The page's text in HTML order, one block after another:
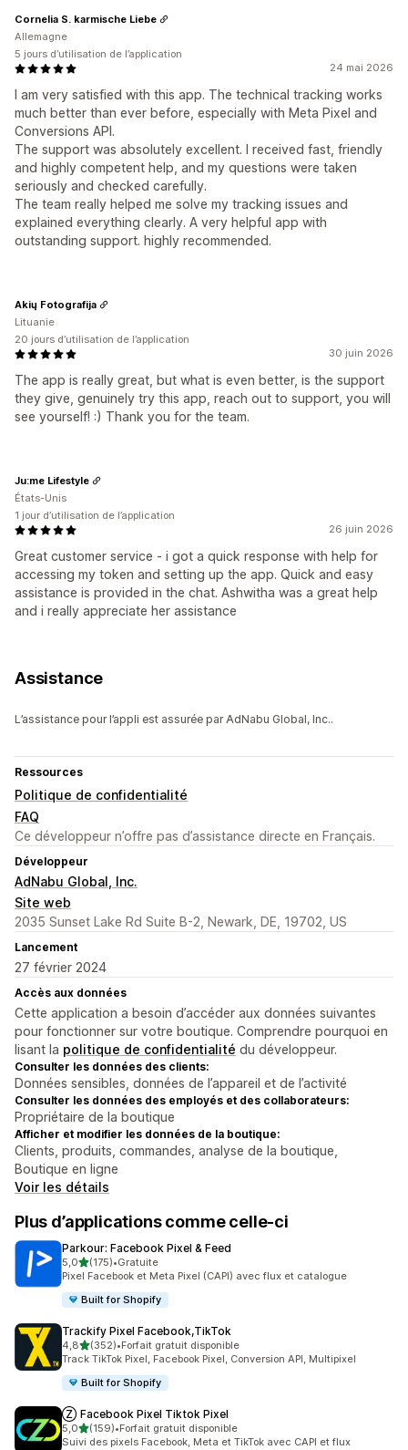
24 mai 2026
I am very satisfied with this app. The technical tracking works
much better than ever before, especially with Meta Pixel and
Conversions API.
The support was absolutely excellent. I received fast, friendly
and highly competent help, and my questions were taken
seriously and checked carefully.
The team really helped me solve my tracking issues and
explained everything clearly. A very helpful app with
outstanding support. highly recommended.
Cornelia S. karmische Liebe
Allemagne
5 jours d’utilisation de l’application
30 juin 2026
The app is really great, but what is even better, is the support
they give, genuinely try this app, reach out to support, you will
see yourself! :) Thank you for the team.
Akių Fotografija
Lituanie
20 jours d’utilisation de l’application
26 juin 2026
Great customer service - i got a quick response with help for
accessing my token and setting up the app. Quick and easy
assistance is provided in the chat. Ashwitha was a great help
and i really appreciate her assistance
Ju:me Lifestyle
États-Unis
1 jour d’utilisation de l’application
Assistance
L’assistance pour l’appli est assurée par AdNabu Global, Inc..
Ressources
Politique de confidentialité
FAQ
Ce développeur n’offre pas d’assistance directe en Français.
Développeur
AdNabu Global, Inc.
Site web
2035 Sunset Lake Rd Suite B-2, Newark, DE, 19702, US
Lancement
27 février 2024
Accès aux données
Cette application a besoin d’accéder aux données suivantes
pour fonctionner sur votre boutique. Comprendre pourquoi en
lisant la politique de confidentialité du développeur.
Consulter les données des clients:
Données sensibles, données de l’appareil et de l’activité
Consulter les données des employés et des collaborateurs:
Propriétaire de la boutique
Afficher et modifier les données de la boutique:
Clients, produits, commandes, analyse de la boutique,
Boutique en ligne
Voir les détails
Plus d’applications comme celle-ci
Parkour: Facebook Pixel & Feed
5,0étoile(s) sur 5
(175)
175 avis au total
•Gratuite
Pixel Facebook et Meta Pixel (CAPI) avec flux et catalogue
Built for Shopify
Trackify Pixel Facebook,TikTok
4,8étoile(s) sur 5
(352)
352 avis au total
•Forfait gratuit disponible
Track TikTok Pixel, Facebook Pixel, Conversion API, Multipixel
Built for Shopify
Ⓩ Facebook Pixel Tiktok Pixel
5,0étoile(s) sur 5
(159)
159 avis au total
•Forfait gratuit disponible
Suivi des pixels Facebook, Meta et TikTok avec CAPI et flux